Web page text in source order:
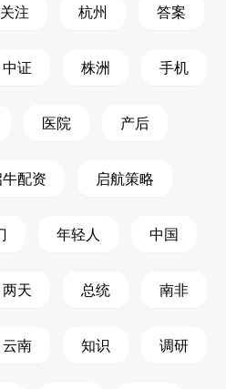
关注 杭州 答案
中证 株洲 手机
医院 产后
牛配资 启航策略
年轻人 中国
两天 总统 南非
云南 知识 调研